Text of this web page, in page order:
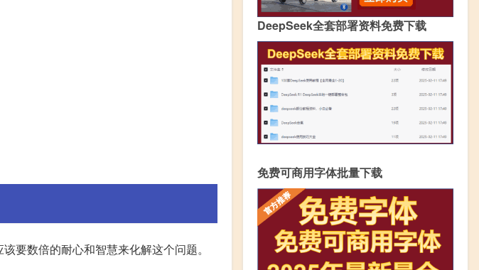
要数倍的耐心和智慧来化解这个问题。
DeepSeek全套部署资料免费下载
免费可商用字体批量下载